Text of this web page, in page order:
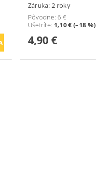
Záruka: 2 roky
Pôvodne:6 €
Ušetríte: 1,10 € (–18 %)
4,90 €